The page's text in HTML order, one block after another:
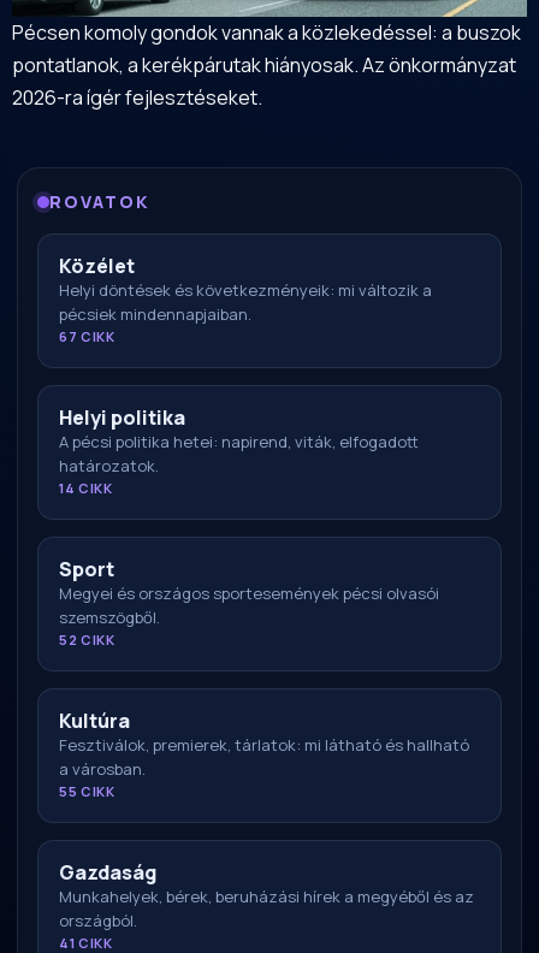
Pécsen komoly gondok vannak a közlekedéssel: a buszok
pontatlanok, a kerékpárutak hiányosak. Az önkormányzat
2026-ra ígér fejlesztéseket.
ROVATOK
Közélet
Helyi döntések és következményeik: mi változik a
pécsiek mindennapjaiban.
67 CIKK
Helyi politika
A pécsi politika hetei: napirend, viták, elfogadott
határozatok.
14 CIKK
Sport
Megyei és országos sportesemények pécsi olvasói
szemszögből.
52 CIKK
Kultúra
Fesztiválok, premierek, tárlatok: mi látható és hallható
a városban.
55 CIKK
Gazdaság
Munkahelyek, bérek, beruházási hírek a megyéből és az
országból.
41 CIKK